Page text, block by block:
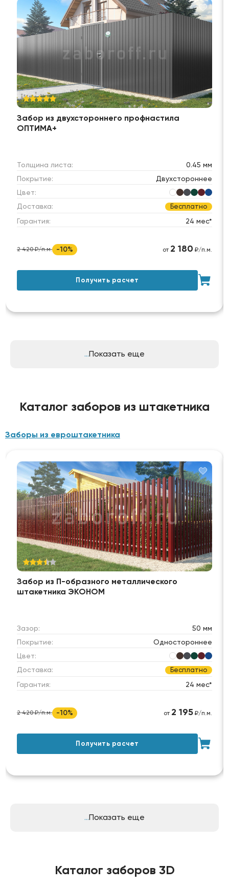
Забор из двухстороннего профнастила
ОПТИМА+
Толщина листа:
0.45 мм
Покрытие:
Двухстороннее
Цвет:
Доставка:
Бесплатно
Гарантия: 24 мес*
2 420 ₽/п.м. -10% от 2 180 ₽/п.м.
Получить расчет
Показать еще
Каталог заборов из штакетника
Заборы из евроштакетника
Забор из П-образного металлического
штакетника ЭКОНОМ
Зазор:
50 мм
Покрытие:
Одностороннее
Цвет:
Доставка:
Бесплатно
Гарантия: 24 мес*
2 420 ₽/п.м. -10% от 2 195₽/п.м.
Получить расчет
Показать еще
Каталог заборов 3D